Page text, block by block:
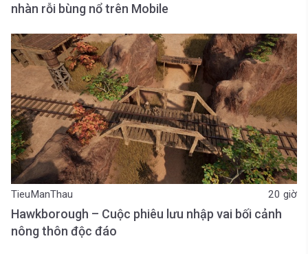
nhàn rỗi bùng nổ trên Mobile
TieuManThau 20 giờ
Hawkborough – Cuộc phiêu lưu nhập vai bối cảnh
nông thôn độc đáo